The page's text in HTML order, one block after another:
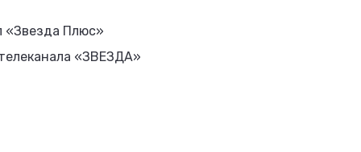
«Звезда Плюс»
«ЗВЕЗДА»